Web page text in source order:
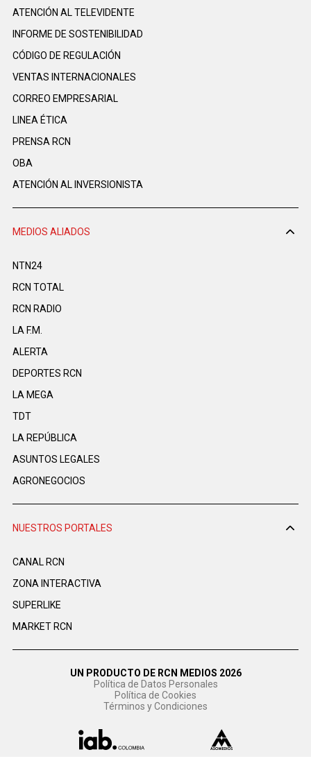
ATENCIÓN AL TELEVIDENTE
INFORME DE SOSTENIBILIDAD
CÓDIGO DE REGULACIÓN
VENTAS INTERNACIONALES
CORREO EMPRESARIAL
LINEA ÉTICA
PRENSA RCN
OBA
ATENCIÓN AL INVERSIONISTA
MEDIOS ALIADOS
NTN24
RCN TOTAL
RCN RADIO
LA F.M.
ALERTA
DEPORTES RCN
LA MEGA
TDT
LA REPÚBLICA
ASUNTOS LEGALES
AGRONEGOCIOS
NUESTROS PORTALES
CANAL RCN
ZONA INTERACTIVA
SUPERLIKE
MARKET RCN
UN PRODUCTO DE RCN MEDIOS 2026
Política de Datos Personales
Política de Cookies
Términos y Condiciones